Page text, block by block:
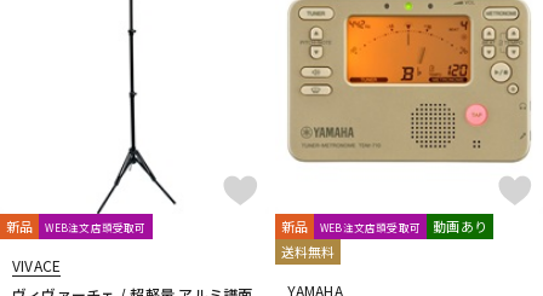
新品 WEB注文店頭受取可
VIVACE
新品 WEB注文店頭受取可
動画あり
送料無料
YAMAHA